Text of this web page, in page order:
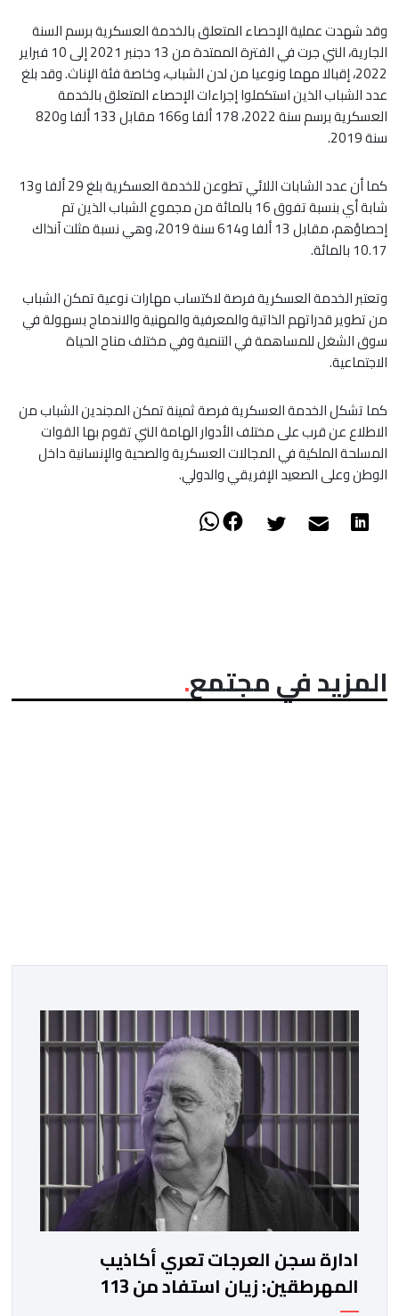
وقد شهدت عملية الإحصاء المتعلق بالخدمة العسكرية برسم السنة
الجارية، التي جرت في الفترة الممتدة من 13 دجنبر 2021 إلى 10 فبراير
2022، إقبالا مهما ونوعيا من لدن الشباب، وخاصة فئة الإناث. وقد بلغ
عدد الشباب الذين استكملوا إجراءات الإحصاء المتعلق بالخدمة
العسكرية برسم سنة 2022، 178 ألفا و166 مقابل 133 ألفا و820
سنة 2019.
كما أن عدد الشابات اللائي تطوعن للخدمة العسكرية بلغ 29 ألفا و13
شابة أي بنسبة تفوق 16 بالمائة من مجموع الشباب الذين تم
إحصاؤهم، مقابل 13 ألفا و614 سنة 2019، وهي نسبة مثلت آنذاك
10.17 بالمائة.
وتعتبر الخدمة العسكرية فرصة لاكتساب مهارات نوعية تمكن الشباب
من تطوير قدراتهم الذاتية والمعرفية والمهنية والاندماج بسهولة في
سوق الشغل للمساهمة في التنمية وفي مختلف مناح الحياة
الاجتماعية.
كما تشكل الخدمة العسكرية فرصة ثمينة تمكن المجندين الشباب من
الاطلاع عن قرب على مختلف الأدوار الهامة التي تقوم بها القوات
المسلحة الملكية في المجالات العسكرية والصحية والإنسانية داخل
الوطن وعلى الصعيد الإفريقي والدولي.
المزيد في مجتمع
ادارة سجن العرجات تعري أكاذيب
المهرطقين: زيان استفاد من 113